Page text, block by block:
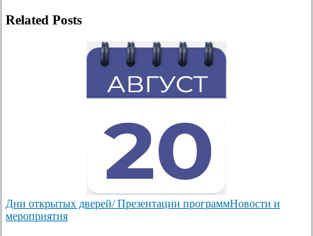
Related Posts
Дни открытых дверей/ Презентации программНовости и
мероприятия